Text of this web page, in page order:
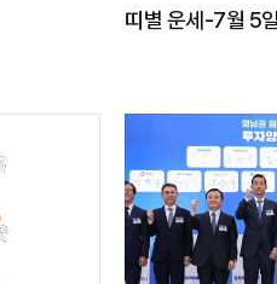
띠별 운세-7월 5일